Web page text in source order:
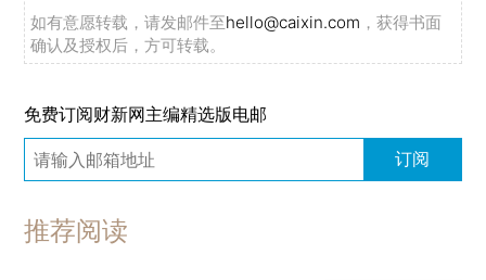
如有意愿转载，请发邮件至hello@caixin.com ，获得书面
确认及授权后，方可转载。
免费订阅财新网主编精选版电邮
订阅
推荐阅读